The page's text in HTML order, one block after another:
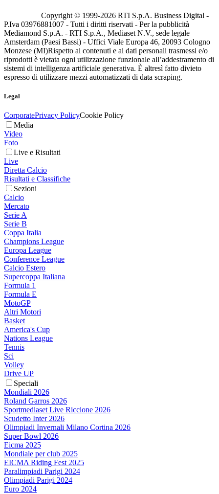
Copyright © 1999-2026 RTI S.p.A. Business Digital -
P.Iva 03976881007 - Tutti i diritti riservati - Per la pubblicità
Mediamond S.p.A. - RTI S.p.A., Mediaset N.V., sede legale
Amsterdam (Paesi Bassi) - Uffici Viale Europa 46, 20093 Cologno
Monzese (MI)Rispetto ai contenuti e ai dati personali trasmessi e/o
riprodotti è vietata ogni utilizzazione funzionale all’addestramento di
sistemi di intelligenza artificiale generativa. È altresì fatto divieto
espresso di utilizzare mezzi automatizzati di data scraping.
Legal
CorporatePrivacy PolicyCookie Policy
Media
Video
Foto
Live e Risultati
Live
Diretta Calcio
Risultati e Classifiche
Sezioni
Calcio
Mercato
Serie A
Serie B
Coppa Italia
Champions League
Europa League
Conference League
Calcio Estero
Supercoppa Italiana
Formula 1
Formula E
MotoGP
Altri Motori
Basket
America's Cup
Nations League
Tennis
Sci
Volley
Drive UP
Speciali
Mondiali 2026
Roland Garros 2026
Sportmediaset Live Riccione 2026
Scudetto Inter 2026
Olimpiadi Invernali Milano Cortina 2026
Super Bowl 2026
Eicma 2025
Mondiale per club 2025
EICMA Riding Fest 2025
Paralimpiadi Parigi 2024
Olimpiadi Parigi 2024
Euro 2024